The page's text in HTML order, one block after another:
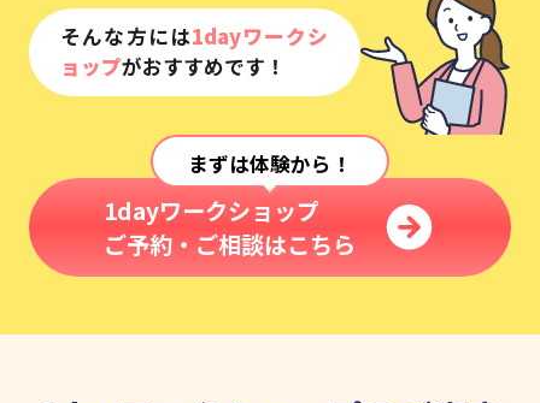
そんな方には1dayワークシ
ョップがおすすめです！
まずは体験から！
1dayワークショップ
ご予約・ご相談はこちら